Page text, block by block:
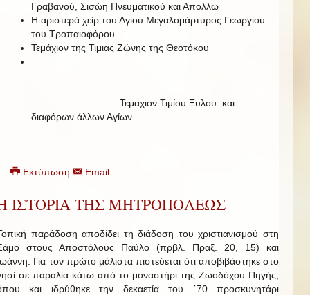
Γραβανού, Σισώη Πνευματικού και Απολλώ
Η αριστερά χείρ του Αγίου Μεγαλομάρτυρος Γεωργίου
του Τροπαιοφόρου
Τεμάχιον της Τιμιας Ζώνης της Θεοτόκου
Τεμαχιον Τιμίου Ξυλου και
διαφόρων άλλων Αγίων.
Εκτύπωση Email
ΙΣΤΟΡΙΑ ΤΗΣ ΜΗΤΡΟΠΟΛΕΩΣ
παράδοση αποδίδει τη διάδοση του χριστιανισμού στη
στους Αποστόλους Παύλο (πρβλ. Πραξ. 20, 15) και
Για τον πρώτο μάλιστα πιστεύεται ότι αποβιβάστηκε στο
σε παραλία κάτω από το μοναστήρι της Ζωοδόχου Πηγής,
και ιδρύθηκε την δεκαετία του ΄70 προσκυνητάρι